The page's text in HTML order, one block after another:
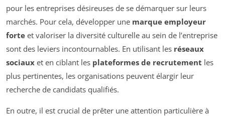
pour les entreprises désireuses de se démarquer sur leurs
marchés. Pour cela, développer une marque employeur
forte et valoriser la diversité culturelle au sein de l’entreprise
sont des leviers incontournables. En utilisant les réseaux
sociaux et en ciblant les plateformes de recrutement les
plus pertinentes, les organisations peuvent élargir leur
recherche de candidats qualifiés.
En outre, il est crucial de prêter une attention particulière à